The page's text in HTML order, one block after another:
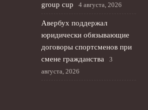
group cup
4 августа, 2026
Авербух поддержал
юридически обязывающие
договоры спортсменов при
смене гражданства
3
августа, 2026